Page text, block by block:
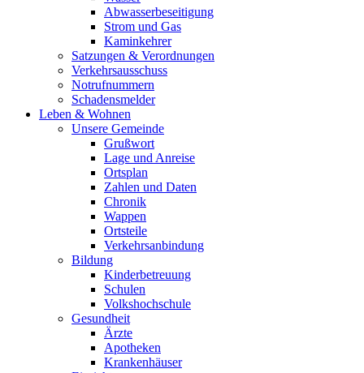
Abwasserbeseitigung
Strom und Gas
Kaminkehrer
Satzungen & Verordnungen
Verkehrsausschuss
Notrufnummern
Schadensmelder
Leben & Wohnen
Unsere Gemeinde
Grußwort
Lage und Anreise
Ortsplan
Zahlen und Daten
Chronik
Wappen
Ortsteile
Verkehrsanbindung
Bildung
Kinderbetreuung
Schulen
Volkshochschule
Gesundheit
Ärzte
Apotheken
Krankenhäuser